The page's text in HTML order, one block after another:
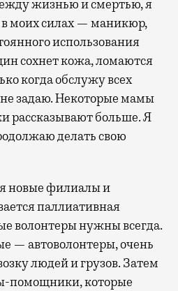
жизнью и смертью, я
в моих силах — маникюр,
использования
сохнет кожа, ломаются
когда обслужу всех
задаю. Некоторые мамы
рассказывают больше. Я
делать свою
новые филиалы и
паллиативная
волонтеры нужны всегда.
— автоволонтеры, очень
людей и грузов. Затем
помощники, которые